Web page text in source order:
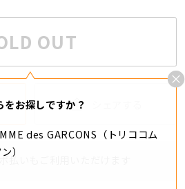
OUT
をお探しですか？
des GARCONS（トリココム
）
払いもご利用いただけます